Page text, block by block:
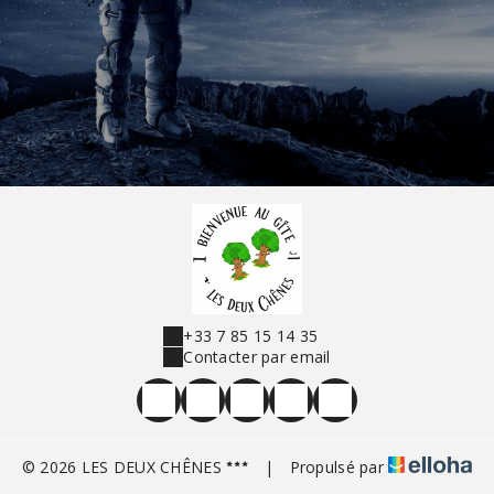
+33 7 85 15 14 35
Contacter par email
© 2026 LES DEUX CHÊNES | Propulsé par